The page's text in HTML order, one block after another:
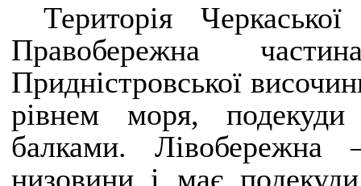
Територія
Правобережна
Придністровської
рівнем моря,
балками. Лівобережна
низовини і має